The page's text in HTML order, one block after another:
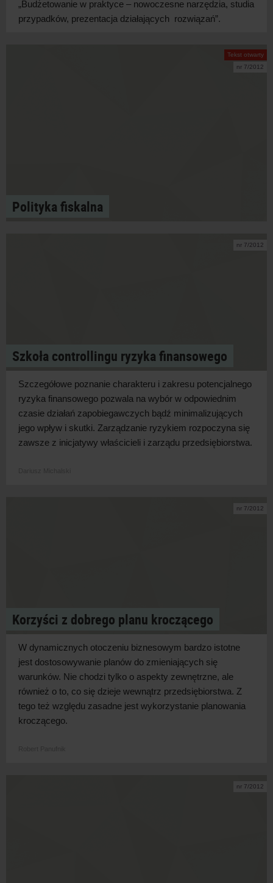
„Budżetowanie w praktyce – nowoczesne narzędzia, studia
przypadków, prezentacja działających rozwiązań”.
Tekst otwarty
nr 7/2012
Polityka fiskalna
nr 7/2012
Szkoła controllingu ryzyka finansowego
Szczegółowe poznanie charakteru i zakresu potencjalnego
ryzyka finansowego pozwala na wybór w odpowiednim
czasie działań zapobiegawczych bądź minimalizujących
jego wpływ i skutki. Zarządzanie ryzykiem rozpoczyna się
zawsze z inicjatywy właścicieli i zarządu przedsiębiorstwa.
nr 7/2012
Korzyści z dobrego planu kroczącego
W dynamicznych otoczeniu biznesowym bardzo istotne
jest dostosowywanie planów do zmieniających się
warunków. Nie chodzi tylko o aspekty zewnętrzne, ale
również o to, co się dzieje wewnątrz przedsiębiorstwa. Z
tego też względu zasadne jest wykorzystanie planowania
kroczącego.
nr 7/2012